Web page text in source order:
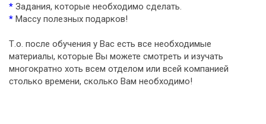
* Задания, которые необходимо сделать.
* Массу полезных подарков!
Т.о. после обучения у Вас есть все необходимые
материалы, которые Вы можете смотреть и изучать
многократно хоть всем отделом или всей компанией
столько времени, сколько Вам необходимо!